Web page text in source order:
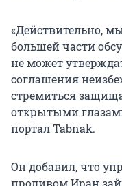
«Действительно,
большей части
не может
соглашения
стремиться
открытыми
портал Tabnak.
Он добавил, что
проливом Иран